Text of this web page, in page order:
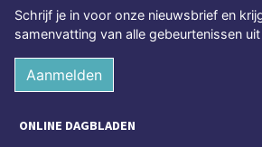
Schrijf je in voor onze nieuwsbrief en
samenvatting van alle gebeurtenissen
Aanmelden
ONLINE DAGBLADEN